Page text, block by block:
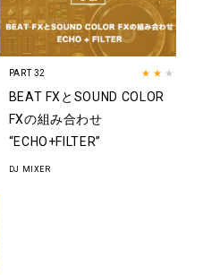
PART 32 ★★ ★
BEAT FXとSOUND COLOR
FXの組み合わせ
“ECHO+FILTER”
DJ MIXER